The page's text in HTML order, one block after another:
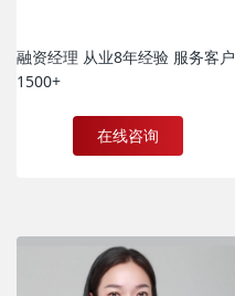
融资经理 从业8年经验 服务客户
1500+
在线咨询